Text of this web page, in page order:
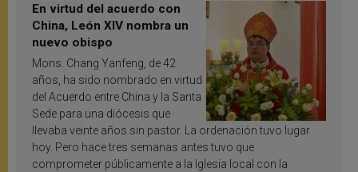
En virtud del acuerdo con
China, León XIV nombra un
nuevo obispo
Mons. Chang Yanfeng, de 42
años, ha sido nombrado en virtud
del Acuerdo entre China y la Santa
Sede para una diócesis que
llevaba veinte años sin pastor. La ordenación tuvo lugar
hoy. Pero hace tres semanas antes tuvo que
comprometer públicamente a la Iglesia local con la